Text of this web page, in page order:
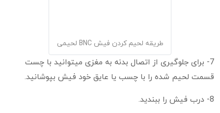
طریقه لحیم کردن فیش BNC لحیمی
7- برای جلوگیری از اتصال بدنه به مغزی میتوانید با چست
قسمت لحیم شده را با چسب یا عایق خود فیش بپوشانید.
8- درب فیش را ببندید.